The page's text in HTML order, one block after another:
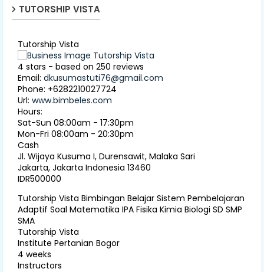
TUTORSHIP VISTA
Tutorship Vista
4 stars - based on 250 reviews
Email: dkusumastuti76@gmail.com
Phone: +6282210027724
Url: www.bimbeles.com
Hours:
Sat-Sun 08:00am - 17:30pm
Mon-Fri 08:00am - 20:30pm
Cash
Jl. Wijaya Kusuma I, Durensawit, Malaka Sari
Jakarta, Jakarta Indonesia 13460
IDR500000
Tutorship Vista Bimbingan Belajar Sistem Pembelajaran
Adaptif Soal Matematika IPA Fisika Kimia Biologi SD SMP
SMA
Tutorship Vista
Institute Pertanian Bogor
4 weeks
Instructors